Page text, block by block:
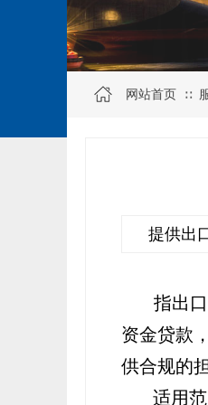
网站首页 ∷
提供出
指出
资金贷款
供合规的
适用